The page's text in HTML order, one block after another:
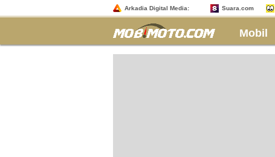
Arkadia Digital Media: Suara.com
Mobil